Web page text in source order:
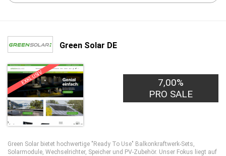
Green Solar DE
EXKLUSIV
7,00%
PRO SALE
Green Solar bietet hochwertige "Ready To Use" Balkonkraftwerk-Sets,
Solarmodule, Wechselrichter, Speicher und PV-Zubehör. Unser Fokus liegt auf